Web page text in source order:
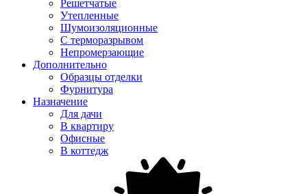
Решетчатые
Утепленные
Шумоизоляционные
С терморазрывом
Непромерзающие
Дополнительно
Образцы отделки
Фурнитура
Назначение
Для дачи
В квартиру
Офисные
В коттедж